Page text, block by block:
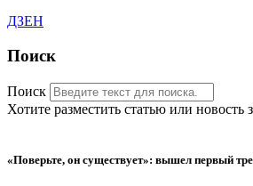
ДЗЕН
Поиск
Поиск
Хотите разместить статью или
«Поверьте, он существует»: вышел первый